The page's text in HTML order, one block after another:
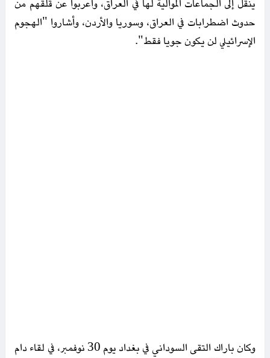
ينقل إلى الجماعات الموالية لها في العراق، وأعربوا عن قلقهم من
حدوث اضطرابات في العراق، وسوريا والأردن، وأشاروا "الهجوم
الإسرائيلي لن يكون جويا فقط".
وكان باراك التقى السوداني في بغداد يوم 30 نوفمبر، في لقاء دام